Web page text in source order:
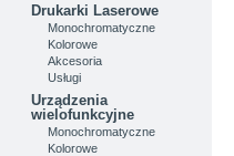
Drukarki Laserowe
Monochromatyczne
Kolorowe
Akcesoria
Usługi
Urządzenia
wielofunkcyjne
Monochromatyczne
Kolorowe